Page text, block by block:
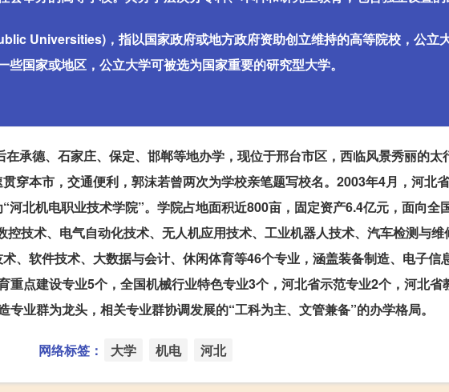
Universities)，指以国家政府或地方政府资助创立维持的高等院校，公立
国家或地区，公立大学可被选为国家重要的研究型大学。
承德、石家庄、保定、邯郸等地办学，现位于邢台市区，西临风景秀丽的太
穿本市，交通便利，郭沫若曾两次为学校亲笔题写校名。2003年4月，河北
河北机电职业技术学院”。学院占地面积近800亩，固定资产6.4亿元，面向全
技术、电气自动化技术、无人机应用技术、工业机器人技术、汽车检测与维
、软件技术、大数据与会计、休闲体育等46个专业，涵盖装备制造、电子信
重点建设专业5个，全国机械行业特色专业3个，河北省示范专业2个，河北省
业群为龙头，相关专业群协调发展的“工科为主、文管兼备”的办学格局。
网络标签： 大学 机电 河北